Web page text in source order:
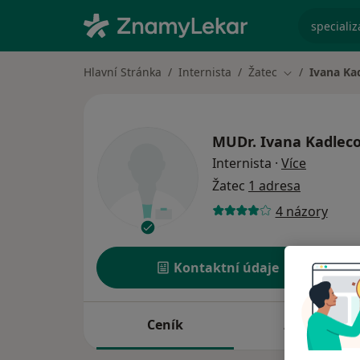
Hlavní Stránka Internista Žatec Změna města
Ivana
MUDr. Ivana
Internista · Více
Žatec 1 adresa
4 názory
Kontaktní údaje
Ceník Adresy